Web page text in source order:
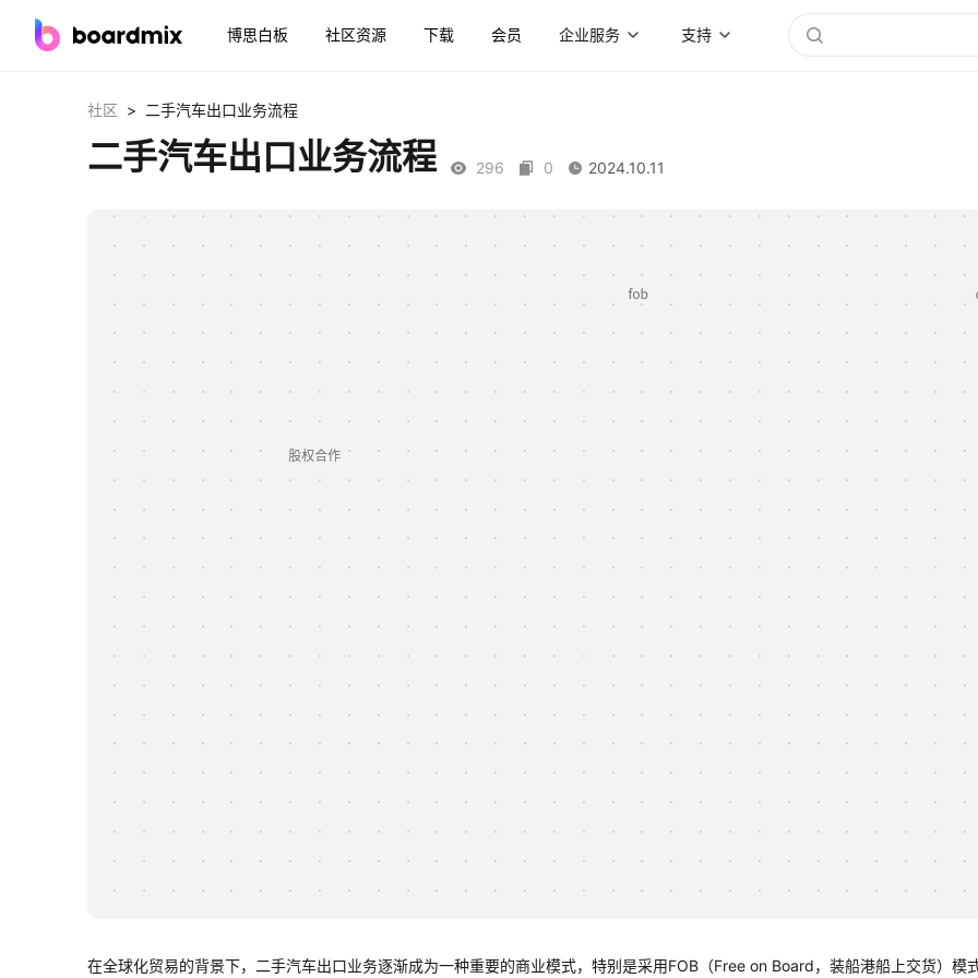
博思白板 社区资源 下载 会员 企业服务 支持
社区 > 二手汽车出口业务流程
二手汽车出口业务流程 296 0 2024.10.11
在全球化贸易的背景下，二手汽车出口业务逐渐成为一种重要的商业模式，特别是采用FOB（Free on Board，装船港船上交货）模